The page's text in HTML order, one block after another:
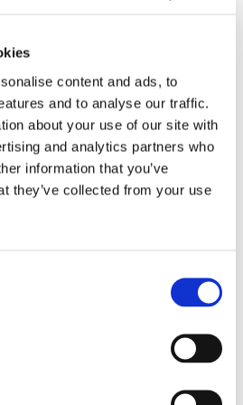
content and ads, to
and to analyse our traffic.
about your use of our site with
and analytics partners who
information that you’ve
they’ve collected from your use
men